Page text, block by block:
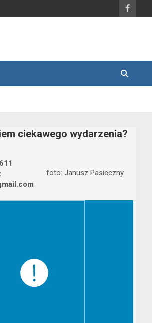
ciekawego wydarzenia?
foto: Janusz Pasieczny